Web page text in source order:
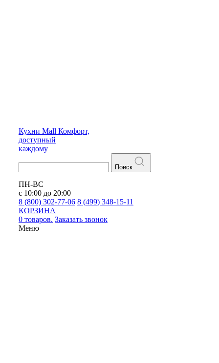
Кухни Mall Комфорт,
доступный
каждому
Поиск
ПН-ВС
с 10:00 до 20:00
8 (800) 302-77-06 8 (499) 348-15-11
КОРЗИНА
0 товаров. Заказать звонок
Меню